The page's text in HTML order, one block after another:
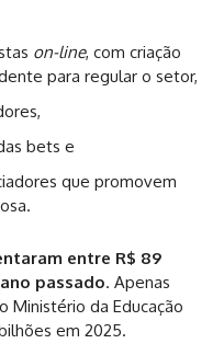
on-line, com criação
para regular o setor,
bets e
que promovem
entre R$ 89
passado. Apenas
Ministério da Educação
em 2025.